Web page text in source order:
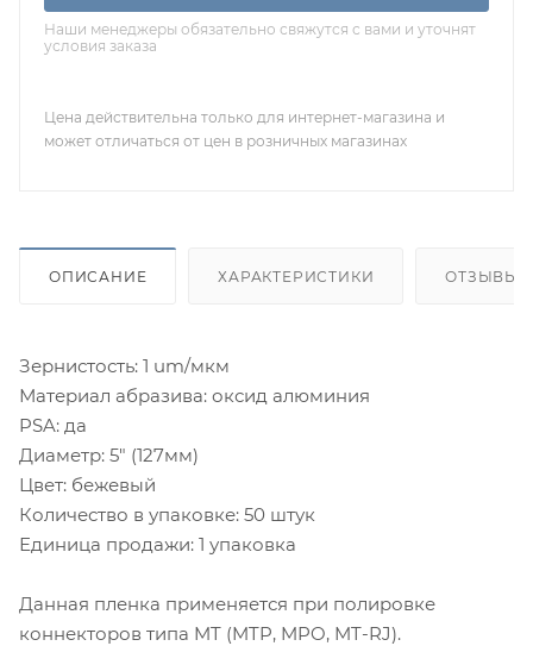
Наши менеджеры обязательно свяжутся с вами и уточнят
условия заказа
Цена действительна только для интернет-магазина и
может отличаться от цен в розничных магазинах
ОПИСАНИЕ ХАРАКТЕРИСТИКИ ОТЗЫВЫ
Зернистость: 1 um/мкм
Материал абразива: оксид алюминия
PSA: да
Диаметр: 5" (127мм)
Цвет: бежевый
Количество в упаковке: 50 штук
Единица продажи: 1 упаковка
Данная пленка применяется при полировке
коннекторов типа MT (MTP, MPO, MT-RJ).